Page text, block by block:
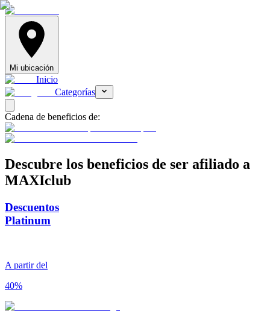
Mi ubicación
Inicio
Categorías
Cadena de beneficios de:
Descubre los beneficios de ser afiliado a
MAXIclub
Descuentos
Platinum
A partir del
40%